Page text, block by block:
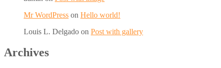
Mr WordPress on Hello world!
Louis L. Delgado on Post with gallery
Archives